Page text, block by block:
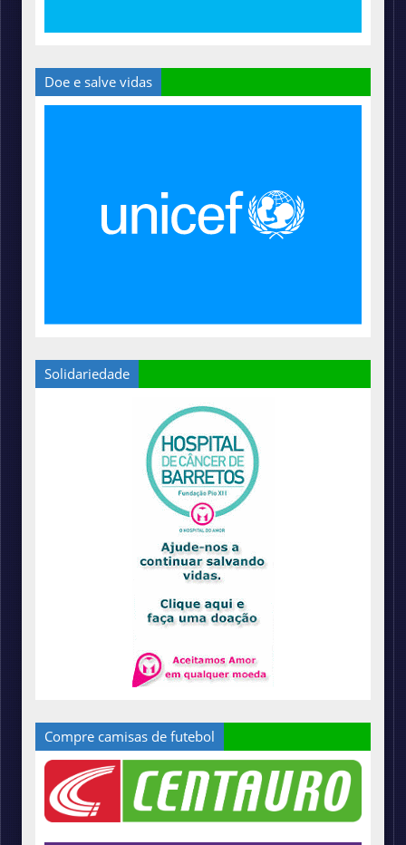
Doe e salve vidas
Solidariedade
Compre camisas de futebol